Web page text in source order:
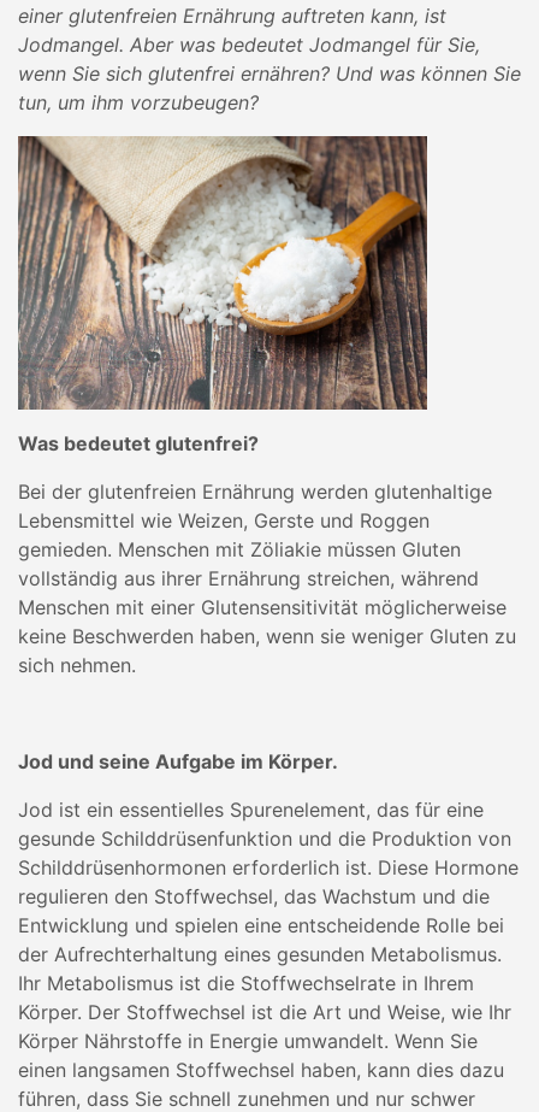
einer glutenfreien Ernährung auftreten kann, ist
Jodmangel. Aber was bedeutet Jodmangel für Sie,
wenn Sie sich glutenfrei ernähren? Und was können Sie
tun, um ihm vorzubeugen?
Was bedeutet glutenfrei?
Bei der glutenfreien Ernährung werden glutenhaltige
Lebensmittel wie Weizen, Gerste und Roggen
gemieden. Menschen mit Zöliakie müssen Gluten
vollständig aus ihrer Ernährung streichen, während
Menschen mit einer Glutensensitivität möglicherweise
keine Beschwerden haben, wenn sie weniger Gluten zu
sich nehmen.
Jod und seine Aufgabe im Körper.
Jod ist ein essentielles Spurenelement, das für eine
gesunde Schilddrüsenfunktion und die Produktion von
Schilddrüsenhormonen erforderlich ist. Diese Hormone
regulieren den Stoffwechsel, das Wachstum und die
Entwicklung und spielen eine entscheidende Rolle bei
der Aufrechterhaltung eines gesunden Metabolismus.
Ihr Metabolismus ist die Stoffwechselrate in Ihrem
Körper. Der Stoffwechsel ist die Art und Weise, wie Ihr
Körper Nährstoffe in Energie umwandelt. Wenn Sie
einen langsamen Stoffwechsel haben, kann dies dazu
führen, dass Sie schnell zunehmen und nur schwer